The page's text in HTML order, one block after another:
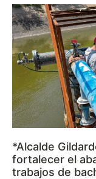
*Alcalde
fortalecer el
trabajos de